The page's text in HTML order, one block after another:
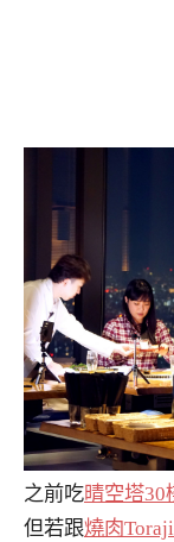
之前吃晴空塔30
但若跟燒肉